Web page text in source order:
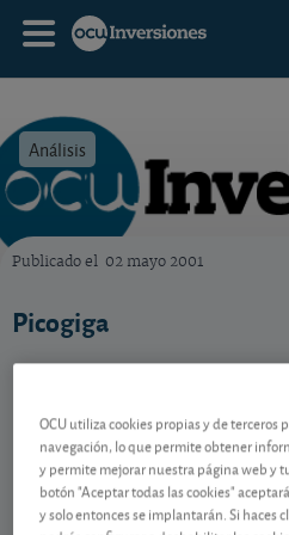
Análisis
Publicado el 02 mayo 2001
Picogiga
Contenido
Gestiona tu
OCU utiliza cookies propias y de terceros
navegación, lo que permite obtener
y permite mejorar nuestra página web y
botón "Aceptar todas las cookies"
y solo entonces se implantarán. Si haces